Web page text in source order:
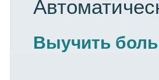
Выучить